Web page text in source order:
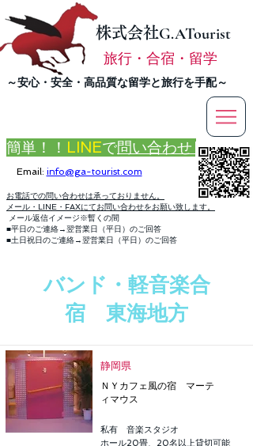
株式会社G.ATourist
旅行・合宿・留学
​～安心・安全・高品質な留学と旅行を手配～
Email: info@ga-tourist.com
簡単！！ LINEで問い合わせ
お電話での問い合わせは承っておりません。
メール・LINE・FAXにてお問い合わせをお願い致します。
メール返信イメージ※暫くの間
■平日のご連絡→翌営業日（平日）のご回答
■土日祝日のご連絡→翌営業日（平日）のご回答
バンド・軽音楽合
宿 東海地方
静岡県
ＮＹカフェ風の宿 マーテ
ィマウス
私有 音楽スタジオ
ホール20畳、20名以上貸切可能